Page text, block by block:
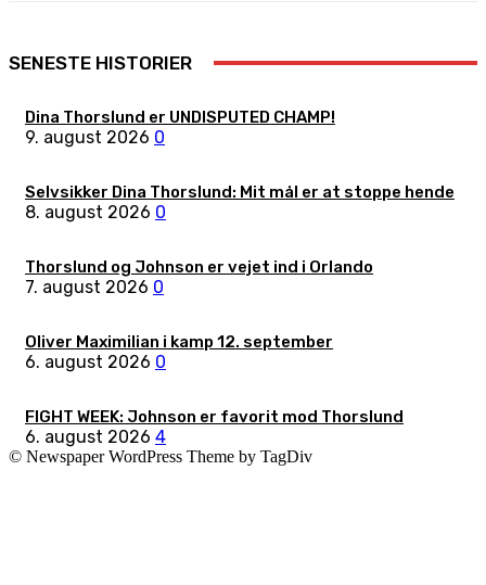
SENESTE HISTORIER
Dina Thorslund er UNDISPUTED CHAMP!
9. august 2026 0
Selvsikker Dina Thorslund: Mit mål er at stoppe hende
8. august 2026 0
Thorslund og Johnson er vejet ind i Orlando
7. august 2026 0
Oliver Maximilian i kamp 12. september
6. august 2026 0
FIGHT WEEK: Johnson er favorit mod Thorslund
6. august 2026 4
© Newspaper WordPress Theme by TagDiv